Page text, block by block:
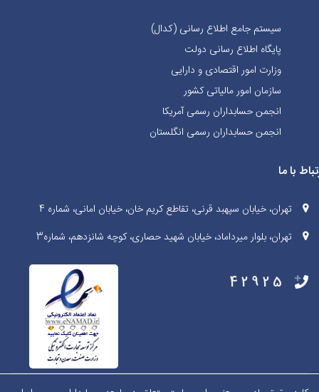
سیستم جامع اطلاع رسانی (کدال)
پایگاه اطلاع رسانی دولت
وزارت امور اقتصادی و دارایی
سازمان امور مالیاتی کشور
انجمن حسابداران رسمی آمریکا
انجمن حسابداران رسمی انگلستان
با ما
تهران، خیابان سپهبد قرنی، تقاطع کریم خان، خیابان امانی، شماره 4
تهران، بلوار میرداماد، خیابان شهید حصاری، کوچه شانزدهم، شماره3
42925